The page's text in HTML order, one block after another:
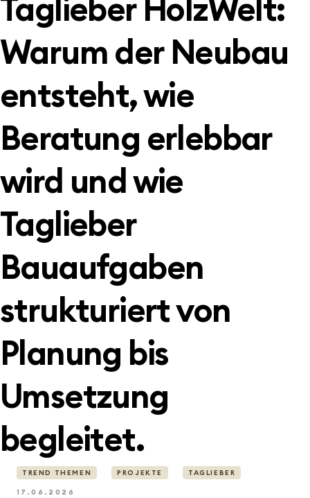
Taglieber HolzWelt:
Warum der Neubau
entsteht, wie
Beratung erlebbar
wird und wie
Taglieber
Bauaufgaben
strukturiert von
Planung bis
Umsetzung
begleitet.
TREND THEMEN PROJEKTE TAGLIEBER
17.06.2026